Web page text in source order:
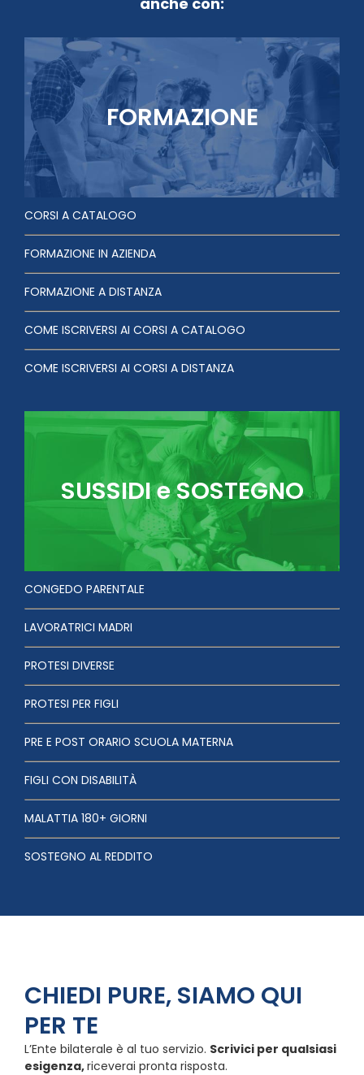
FORMAZIONE
CORSI A CATALOGO
FORMAZIONE IN AZIENDA
FORMAZIONE A DISTANZA
COME ISCRIVERSI AI CORSI A CATALOGO
COME ISCRIVERSI AI CORSI A DISTANZA
SUSSIDI e SOSTEGNO
CONGEDO PARENTALE
LAVORATRICI MADRI
PROTESI DIVERSE
PROTESI PER FIGLI
PRE E POST ORARIO SCUOLA MATERNA
FIGLI CON DISABILITÀ
MALATTIA 180+ GIORNI
SOSTEGNO AL REDDITO
CHIEDI PURE, SIAMO QUI
PER TE
L’Ente bilaterale è al tuo servizio. Scrivici per qualsiasi
esigenza,riceverai pronta risposta.